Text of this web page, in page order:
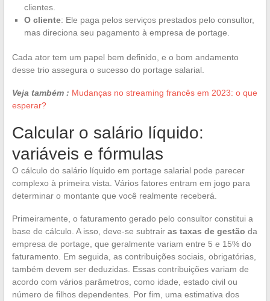
clientes.
O cliente: Ele paga pelos serviços prestados pelo consultor,
mas direciona seu pagamento à empresa de portage.
Cada ator tem um papel bem definido, e o bom andamento
desse trio assegura o sucesso do portage salarial.
Veja também : Mudanças no streaming francês em 2023: o que
esperar?
Calcular o salário líquido:
variáveis e fórmulas
O cálculo do salário líquido em portage salarial pode parecer
complexo à primeira vista. Vários fatores entram em jogo para
determinar o montante que você realmente receberá.
Primeiramente, o faturamento gerado pelo consultor constitui a
base de cálculo. A isso, deve-se subtrair as taxas de gestão da
empresa de portage, que geralmente variam entre 5 e 15% do
faturamento. Em seguida, as contribuições sociais, obrigatórias,
também devem ser deduzidas. Essas contribuições variam de
acordo com vários parâmetros, como idade, estado civil ou
número de filhos dependentes. Por fim, uma estimativa dos